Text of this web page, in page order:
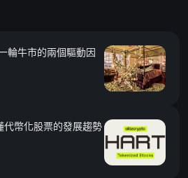
輪牛市的兩個驅動因
代幣化股票的發展趨勢